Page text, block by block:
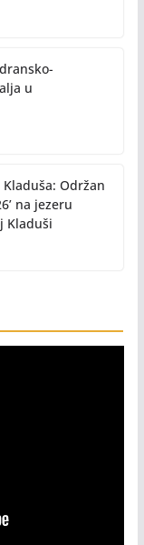
u
Kladuša: Održan
na jezeru
Kladuši